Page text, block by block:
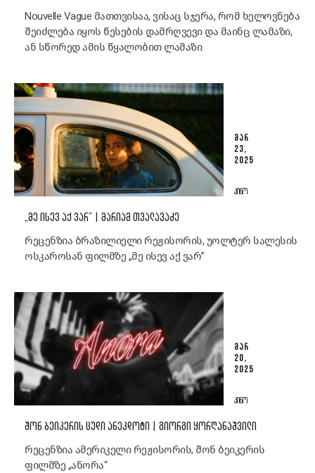
Nouvelle Vague მათთვისაა, ვისაც სჯერა, რომ ხელოვნება
შეიძლება იყოს წესების დამრღვევი და მაინც ლამაზი,
ან სწორედ ამის წყალობით ლამაზი.
ᲛᲐᲠ
23,
2025
ᲙᲘᲜᲝ
„ᲛᲔ ᲘᲡᲔᲕ ᲐᲥ ᲕᲐᲠ” | ᲛᲐᲠᲘᲐᲛ ᲗᲕᲐᲚᲐᲕᲐᲫᲔ
რეცენზია ბრაზილიელი რეჟისორის, უოლტერ სალესის
ოსკაროსან ფილმზე „მე ისევ აქ ვარ”
ᲛᲐᲠ
20,
2025
ᲙᲘᲜᲝ
ᲨᲝᲜ ᲑᲔᲘᲙᲔᲠᲘᲡ ᲪᲣᲓᲘ ᲐᲜᲔᲙᲓᲝᲢᲘ | ᲒᲘᲝᲠᲒᲘ ᲧᲝᲠᲦᲐᲜᲐᲨᲕᲘᲚᲘ
რეცენზია ამერიკელი რეჟისორის, შონ ბეიკერის
ფილმზე „ანორა“